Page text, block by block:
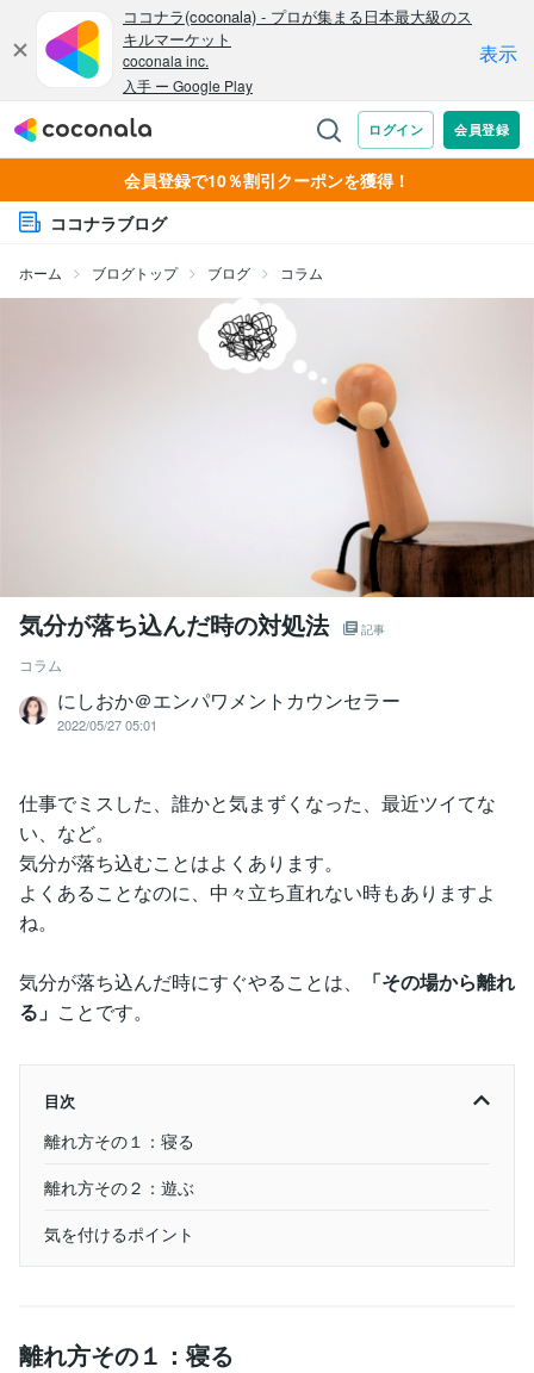
会員登録で10％割引クーポンを獲得！
ココナラブログ
ホーム ブログトップ ブログ コラム
気分が落ち込んだ時の対処法 記事
コラム
にしおか＠エンパワメントカウンセラー
2022/05/27 05:01
仕事でミスした、誰かと気まずくなった、最近ツイてな
い、など。
気分が落ち込むことはよくあります。
よくあることなのに、中々立ち直れない時もありますよ
ね。
気分が落ち込んだ時にすぐやることは、
「その場から離れ
る」 ことです。
目次
離れ方その１：寝る
離れ方その２：遊ぶ
気を付けるポイント
離れ方その１：寝る